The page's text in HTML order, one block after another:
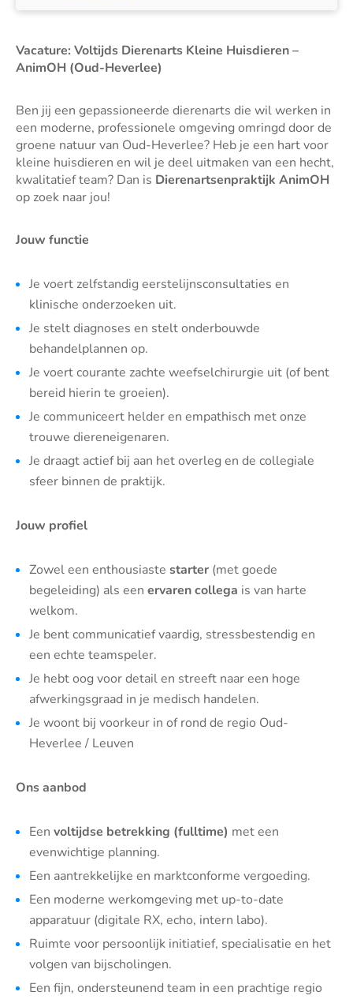
Vacature: Voltijds Dierenarts Kleine Huisdieren –
AnimOH (Oud-Heverlee)
Ben jij een gepassioneerde dierenarts die wil werken in
een moderne, professionele omgeving omringd door de
groene natuur van Oud-Heverlee? Heb je een hart voor
kleine huisdieren en wil je deel uitmaken van een hecht,
kwalitatief team? Dan is Dierenartsenpraktijk AnimOH
op zoek naar jou!
Jouw functie
Je voert zelfstandig eerstelijnsconsultaties en
klinische onderzoeken uit.
Je stelt diagnoses en stelt onderbouwde
behandelplannen op.
Je voert courante zachte weefselchirurgie uit (of bent
bereid hierin te groeien).
Je communiceert helder en empathisch met onze
trouwe diereneigenaren.
Je draagt actief bij aan het overleg en de collegiale
sfeer binnen de praktijk.
Jouw profiel
Zowel een enthousiaste starter (met goede
begeleiding) als een ervaren collega is van harte
welkom.
Je bent communicatief vaardig, stressbestendig en
een echte teamspeler.
Je hebt oog voor detail en streeft naar een hoge
afwerkingsgraad in je medisch handelen.
Je woont bij voorkeur in of rond de regio Oud-
Heverlee / Leuven
Ons aanbod
Een voltijdse betrekking (fulltime) met een
evenwichtige planning.
Een aantrekkelijke en marktconforme vergoeding.
Een moderne werkomgeving met up-to-date
apparatuur (digitale RX, echo, intern labo).
Ruimte voor persoonlijk initiatief, specialisatie en het
volgen van bijscholingen.
Een fijn, ondersteunend team in een prachtige regio